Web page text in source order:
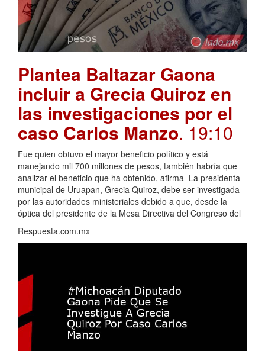
Plantea Baltazar Gaona
incluir a Grecia Quiroz en
las investigaciones por el
caso Carlos Manzo. 19:10
Fue quien obtuvo el mayor beneficio político y está
manejando mil 700 millones de pesos, también habría que
analizar el beneficio que ha obtenido, afirma La presidenta
municipal de Uruapan, Grecia Quiroz, debe ser investigada
por las autoridades ministeriales debido a que, desde la
óptica del presidente de la Mesa Directiva del Congreso del
Respuesta.com.mx